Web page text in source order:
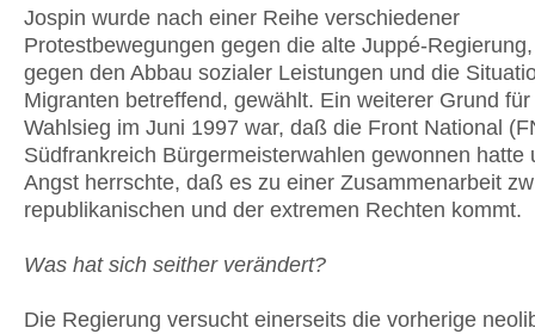
Jospin wurde nach einer Reihe verschiedener
Protestbewegungen gegen die alte Juppé-
gegen den Abbau sozialer Leistungen und die
Migranten betreffend, gewählt. Ein weiterer Grund
Wahlsieg im Juni 1997 war, daß die Front National
Südfrankreich Bürgermeisterwahlen gewonnen hatte
Angst herrschte, daß es zu einer Zusammenarbeit
republikanischen und der extremen Rechten kommt.
Was hat sich seither verändert?
Die Regierung versucht einerseits die vorherige